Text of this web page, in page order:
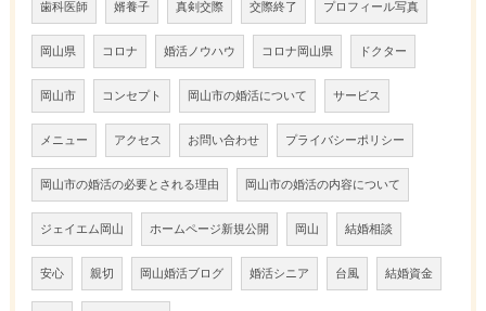
歯科医師 婿養子 真剣交際 交際終了 プロフィール写真
岡山県 コロナ 婚活ノウハウ コロナ岡山県 ドクター
岡山市 コンセプト 岡山市の婚活について サービス
メニュー アクセス お問い合わせ プライバシーポリシー
岡山市の婚活の必要とされる理由 岡山市の婚活の内容について
ジェイエム岡山 ホームページ新規公開 岡山 結婚相談
安心 親切 岡山婚活ブログ 婚活シニア 台風 結婚資金